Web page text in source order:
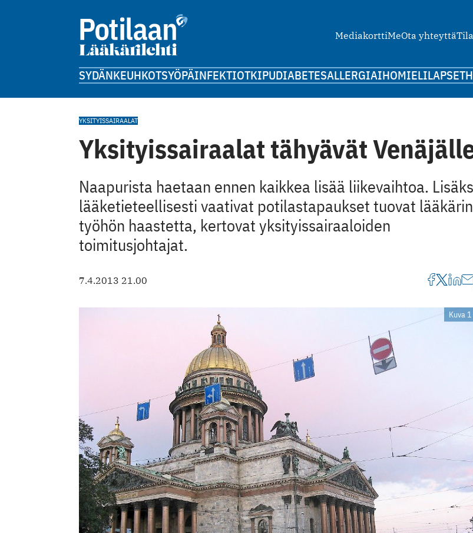
MediakorttiMeOta yhteyttä
SYDÄNKEUHKOTSYÖPÄINFEKTIOTKIPUDIABETESALLERGIAIHOMIELILAPSET
YKSITYISSAIRAALAT
Yksityissairaalat tähyävät
Naapurista haetaan ennen kaikkea lisää liikevaihtoa.
lääketieteellisesti vaativat potilastapaukset tuovat lääkärin
työhön haastetta, kertovat yksityissairaaloiden
toimitusjohtajat.
7.4.2013 21.00
Kuva